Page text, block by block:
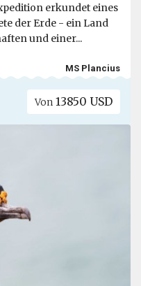
erkundet eines
der Erde - ein Land
und einer...
MS Plancius
Von 13850 USD